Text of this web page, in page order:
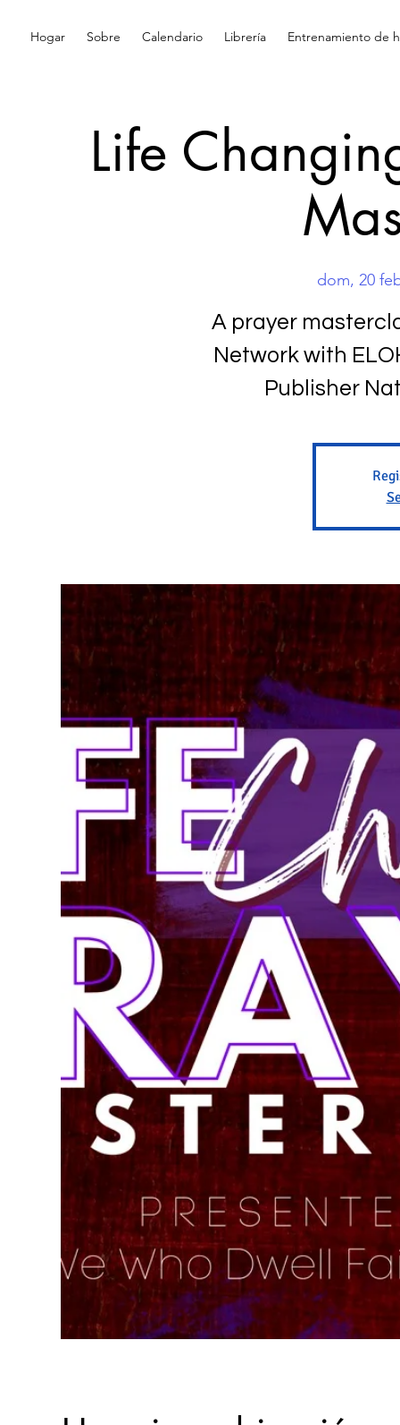
Hogar Sobre Calendario Librería Entrenamiento de
Life
dom, 20
A prayer
Network with
Publisher